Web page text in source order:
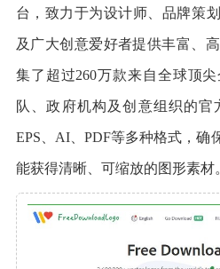
台，致力于为设计师、品牌策
及广大创意爱好者提供丰富、
集了超过260万款来自全球顶
队、政府机构及创意组织的官
EPS、AI、PDF等多种格式，确
能获得清晰、可缩放的图形素材